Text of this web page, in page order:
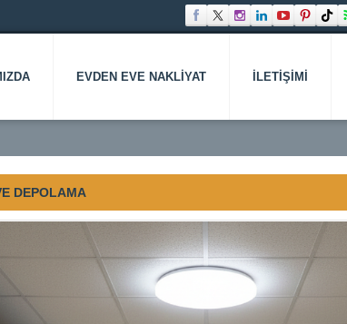
EVDEN EVE NAKLIYAT İLETIŞIMI
DEPOLAMA